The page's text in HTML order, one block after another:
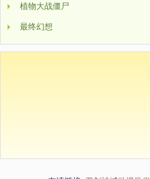
植物大战僵尸
最终幻想